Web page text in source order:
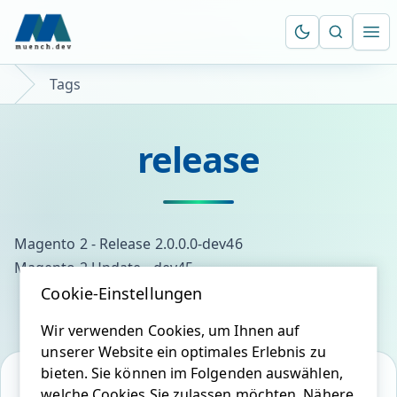
Suche
Tags
release
Magento 2 - Release 2.0.0.0-dev46
Magento 2 Update - dev45
Cookie-Einstellungen
Wir verwenden Cookies, um Ihnen auf
unserer Website ein optimales Erlebnis zu
bieten. Sie können im Folgenden auswählen,